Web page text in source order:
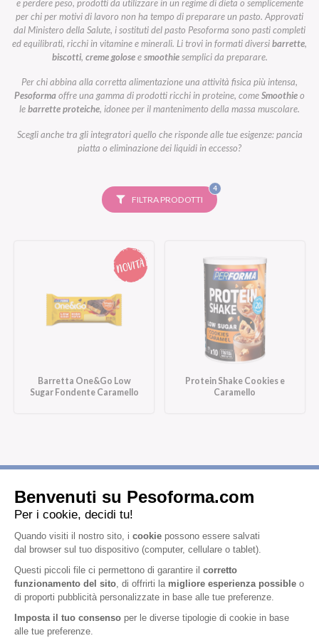
e perdere peso, prodotti da utilizzare in un regime di dieta o semplicemente
per chi per motivi di lavoro non ha tempo di preparare un pasto. Approvati
dal Ministero della Salute, i sostituti del pasto Pesoforma sono pasti completi
ed equilibrati, ricchi in vitamine e minerali. Li trovi in formati diversibarrette,
biscotti, creme goloseesmoothiesemplici da preparare.
Per chi abbina alla corretta alimentazione una attività fisica più intensa,
Pesoformaoffre una gamma di prodotti ricchi in proteine, comeSmoothieo
lebarrette proteiche, idonee per il mantenimento della massa muscolare.
Scegli anche tra gli integratori quello che risponde alle tue esigenze: pancia
piatta o eliminazione dei liquidi in eccesso?
FILTRA PRODOTTI
4FILTRI
SELEZIONATI
Barretta One&Go Low
Sugar Fondente Caramello
Protein Shake Cookies e
Caramello
Iscriviti alla newsletter
informativa privacy
, acconsento all'iscrizione alla newsletter
periodica di Nutrition et Santé